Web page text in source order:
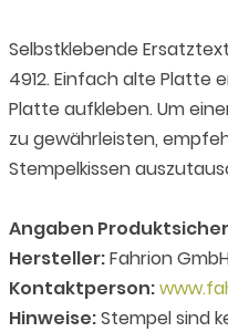
Selbstklebende
4912. Einfach alte
Platte aufkleben. Um
zu gewährleisten,
Stempelkissen
Angaben
Hersteller:Fahrion
Kontaktperson:
Hinweise:Stempel sind